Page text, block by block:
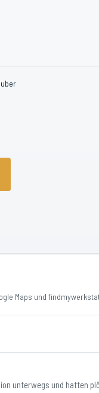
Maps und
unterwegs und hatten